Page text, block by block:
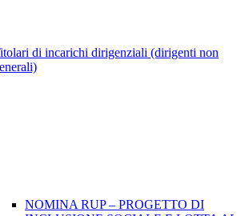
di incarichi dirigenziali (dirigenti non
NOMINA RUP – PROGETTO DI